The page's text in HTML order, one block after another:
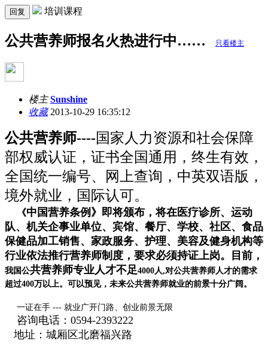
回复 培训课程
公共营养师报名火热进行中…… 只看楼主
楼主 Sunshine
收藏2013-10-29 16:35:12
公共营养师----国家人力资源和社会保障
部权威认证，证书全国通用，终生有效，
全国统一编号、网上查询，中英双语版，
境外就业，国际认可。
《中国营养条例》即将颁布，将在医疗诊所、运动
队、机关企事业单位、宾馆、餐厅、学校、社区、食品
保健品加工销售、家政服务、护理、美容及健身机构等
行业依法推行营养师制度，要求必须持证上岗。目前，
我国公共营养师专业人才不足4000 人,对公共营养师人才的需求
超过400万以上。可以预见，未来公共营养师就业的前景十分广阔。
一证在手 --- 就业广开门路、创业前景无限
咨询电话：0594-2393222
地址：城厢区北磨福兴路